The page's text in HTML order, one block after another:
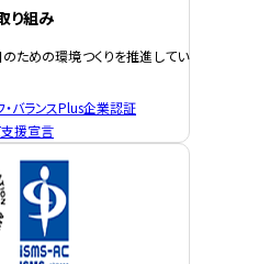
り組み
ための環境つくりを推進してい
・バランスPlus企業認証
援宣言